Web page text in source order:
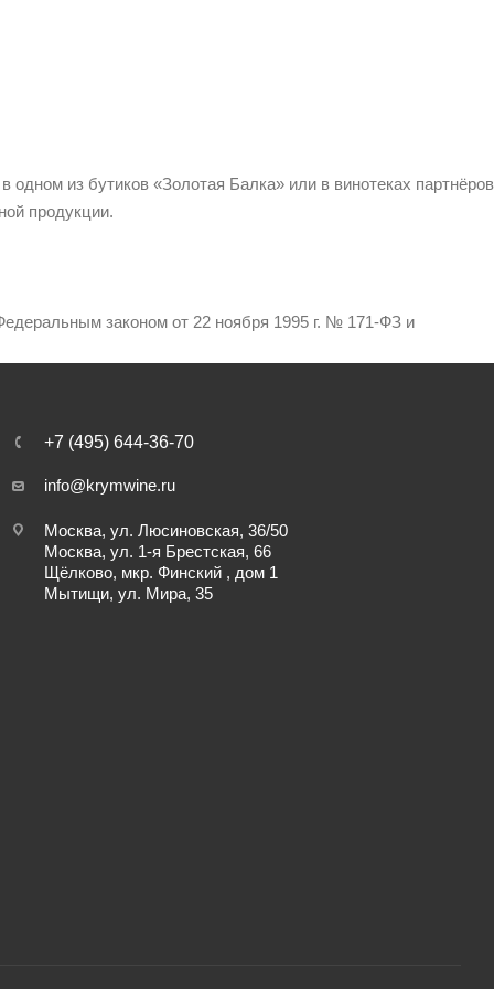
одном из бутиков «Золотая Балка» или в винотеках партнёров
продукции.
законом от 22 ноября 1995 г. № 171-ФЗ и
+7 (495) 644-36-70
info@krymwine.ru
Москва, ул. Люсиновская, 36/50
Москва, ул. 1-я Брестская, 66
Щёлково, мкр. Финский , дом 1
Мытищи, ул. Мира, 35